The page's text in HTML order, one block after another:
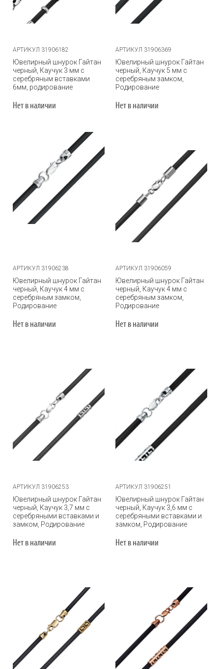
АРТИКУЛ 31906182
Ювелирный шнурок Гайтан
черный, Каучук 3 мм с
серебряным вставками
6мм, родирование
Нет в наличии
АРТИКУЛ 31906369
Ювелирный шнурок Гайтан
черный, Каучук 5 мм с
серебряным замком,
Родирование
Нет в наличии
АРТИКУЛ 31906238
Ювелирный шнурок Гайтан
черный, Каучук 4 мм с
серебряным замком,
Родирование
Нет в наличии
АРТИКУЛ 31906059
Ювелирный шнурок Гайтан
черный, Каучук 4 мм с
серебряным замком,
Родирование
Нет в наличии
АРТИКУЛ 31906253
Ювелирный шнурок Гайтан
черный, Каучук 3,7 мм с
серебряными вставками и
замком, Родирование
Нет в наличии
АРТИКУЛ 31906251
Ювелирный шнурок Гайтан
черный, Каучук 3,6 мм с
серебряными вставками и
замком, Родирование
Нет в наличии